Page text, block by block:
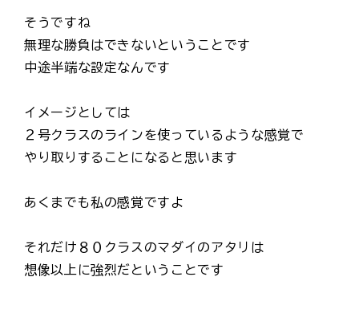
そうですね
無理な勝負はできないということです
中途半端な設定なんです
イメージとしては
２号クラスのラインを使っているような感覚で
やり取りすることになると思います
あくまでも私の感覚ですよ
それだけ８０クラスのマダイのアタリは
想像以上に強烈だということです